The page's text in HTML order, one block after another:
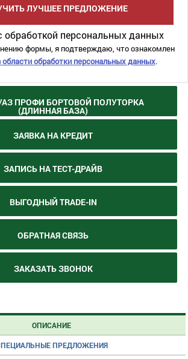
ЛУЧШЕЕ ПРЕДЛОЖЕНИЕ
обработкой персональных данных
формы, я подтверждаю, что ознакомлен
области обработки персональных данных.
ПРОФИ БОРТОВОЙ ПОЛУТОРКА
(ДЛИННАЯ БАЗА)
ЗАЯВКА НА КРЕДИТ
ЗАПИСЬ НА ТЕСТ-ДРАЙВ
ВЫГОДНЫЙ TRADE-IN
ОБРАТНАЯ СВЯЗЬ
ЗАКАЗАТЬ ЗВОНОК
ОПИСАНИЕ
ПРЕДЛОЖЕНИЯ